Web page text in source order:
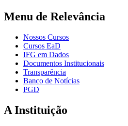
Menu de Relevância
Nossos Cursos
Cursos EaD
IFG em Dados
Documentos Institucionais
Transparência
Banco de Notícias
PGD
A Instituição